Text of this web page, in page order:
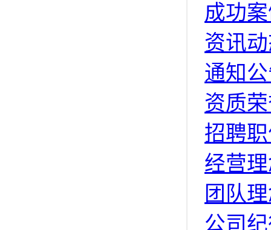
成功
资讯
通知
资质
招聘
经营
团队
公司